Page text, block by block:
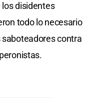
los disidentes
todo lo necesario
contra